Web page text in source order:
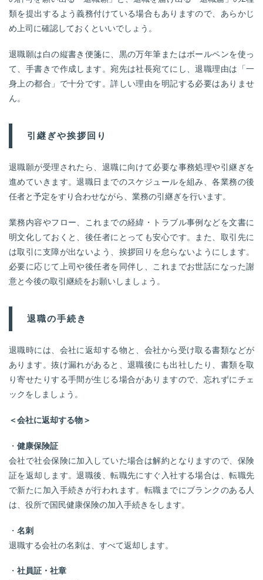
類を提出するよう義務付けている場合もありますので、あらかじ
め上司に確認しておくといいでしょう。
退職願は白の縦書き便箋に、黒の万年筆またはボールペンを使っ
て、手書きで作成します。宛先は社長宛てにし、退職理由は「一
身上の都合」で十分です。詳しい理由を明記する必要はありませ
ん。
引継ぎや挨拶回り
退職願が受理されたら、退職に向けて必要な事務処理や引継ぎを
進めていきます。退職日までのスケジュールを組み、各業務の後
任者と予定をすり合わせながら、業務の引継ぎを行います。
業務内容やフロー、これまでの経緯・トラブル事例などを文書に
明文化しておくと、後任者にとっても安心です。また、取引先に
は取引に支障が出ないよう、挨拶回りを怠らないようにします。
必要に応じて上司や後任者を同伴し、これまでお世話になった謝
意と今後の取引継続をお願いしましょう。
退職の手続き
退職時には、会社に返却する物と、会社から受け取る書類などが
あります。抜け漏れがあると、退職後にも出社したり、書類を取
り寄せたりする手間が生じる場合がありますので、忘れずにチェ
ックをしましょう。
＜会社に返却する物＞
・ 健康保険証
会社で社会保険に加入していた場合は解約となりますので、保険
証を返却します。退職後、転職先にすぐ入社する場合は、転職先
で新たに加入手続きが行われます。転職までにブランクのある人
は、役所で国民健康保険の加入手続きをします。
・ 名刺
退職する会社の名刺は、すべて返却します。
・ 社員証・社章